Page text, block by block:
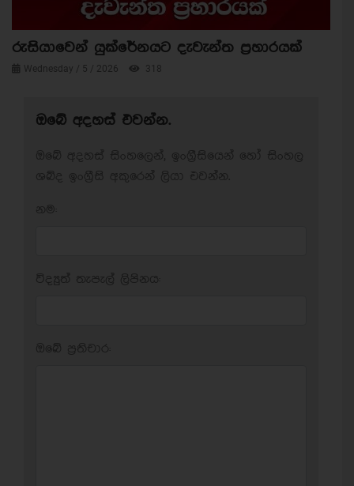
රුසියාවෙන් යුක්රේනයට දැවැන්ත ප්‍රහාරයක්
Wednesday / 5 / 2026 318
ඔබේ අදහස් එවන්න.